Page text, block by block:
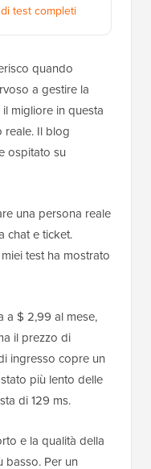
test completi
quando
a gestire la
migliore in questa
reale. Il blog
ospitato su
una persona reale
chat e ticket.
test ha mostrato
a $ 2,99 al mese,
il prezzo di
ingresso copre un
più lento delle
di 129 ms.
e la qualità della
basso. Per un